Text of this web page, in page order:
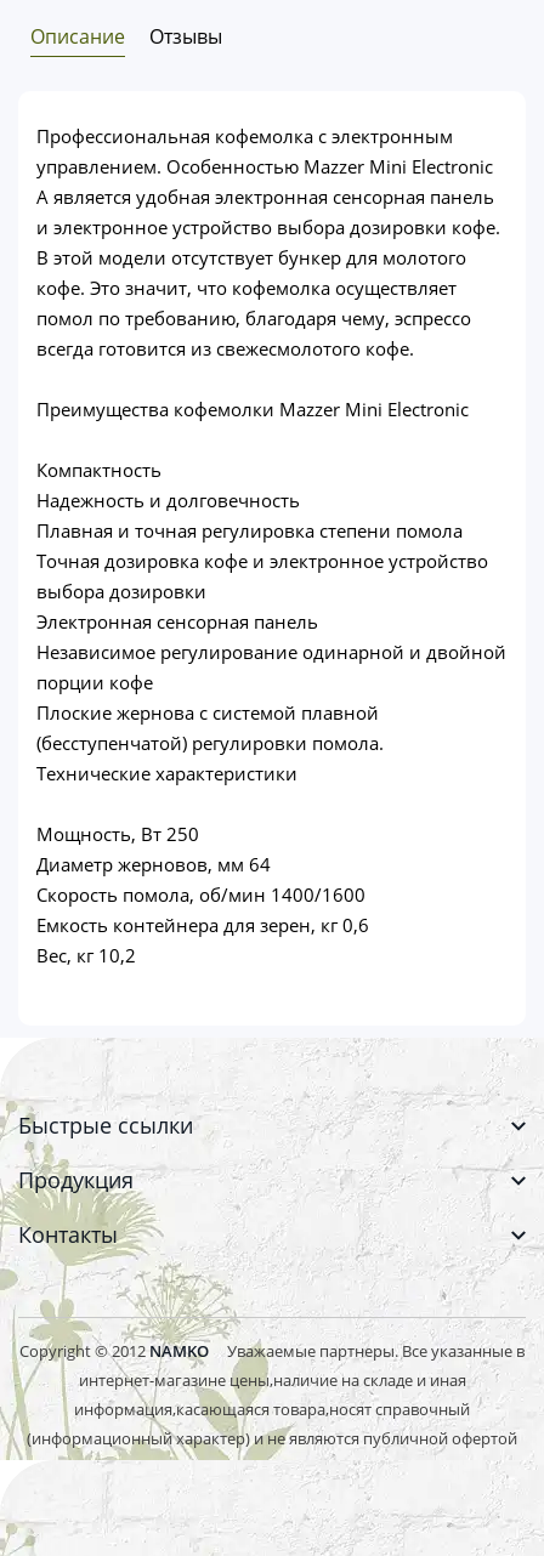
Описание Отзывы
Профессиональная кофемолка с электронным
управлением. Особенностью Mazzer Mini Electronic
A является удобная электронная сенсорная панель
и электронное устройство выбора дозировки кофе.
В этой модели отсутствует бункер для молотого
кофе. Это значит, что кофемолка осуществляет
помол по требованию, благодаря чему, эспрессо
всегда готовится из свежесмолотого кофе.
Преимущества кофемолки Mazzer Mini Electronic
Компактность
Надежность и долговечность
Плавная и точная регулировка степени помола
Точная дозировка кофе и электронное устройство
выбора дозировки
Электронная сенсорная панель
Независимое регулирование одинарной и двойной
порции кофе
Плоские жернова с системой плавной
(бесступенчатой) регулировки помола.
Технические характеристики
Мощность, Вт 250
Диаметр жерновов, мм 64
Скорость помола, об/мин 1400/1600
Емкость контейнера для зерен, кг 0,6
Вес, кг 10,2
Быстрые ссылки
Продукция
Контакты
Copyright © 2012 NAMKO Уважаемые партнеры. Все указанные в
интернет-магазине цены,наличие на складе и иная
информация,касающаяся товара,носят справочный
(информационный характер) и не являются публичной офертой